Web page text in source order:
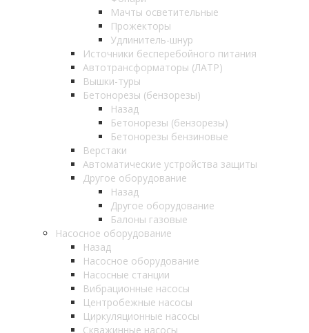
Мачты осветительные
Прожекторы
Удлинитель-шнур
Источники бесперебойного питания
Автотрансформаторы (ЛАТР)
Вышки-туры
Бетонорезы (бензорезы)
Назад
Бетонорезы (бензорезы)
Бетонорезы бензиновые
Верстаки
Автоматические устройства защиты
Другое оборудование
Назад
Другое оборудование
Балоны газовые
Насосное оборудование
Назад
Насосное оборудование
Насосные станции
Вибрационные насосы
Центробежные насосы
Циркуляционные насосы
Скважинные насосы